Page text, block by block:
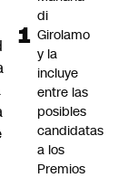
di
Girolamo
y la
incluye
entre las
posibles
candidatas
a los
Premios